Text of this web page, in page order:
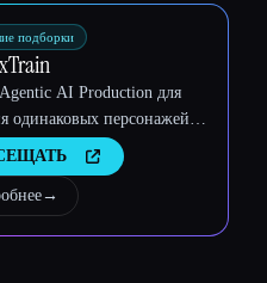
подборки
AI Production для
одинаковых персонажей,
процессов и видео
→